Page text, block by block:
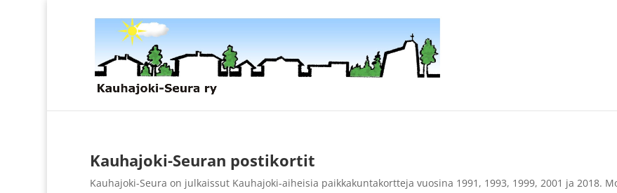
Kauhajoki-Seuran postikortit
Kauhajoki-Seura on julkaissut Kauhajoki-aiheisia paikkakuntakortteja vuosina 1991, 1993, 1999, 2001 ja 2018.